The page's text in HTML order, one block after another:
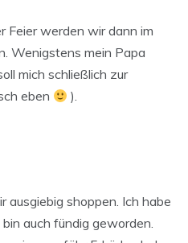
Feier werden wir dann im
Wenigstens mein Papa
mich schließlich zur
eben
).
shoppen. Ich habe
auch fündig geworden.